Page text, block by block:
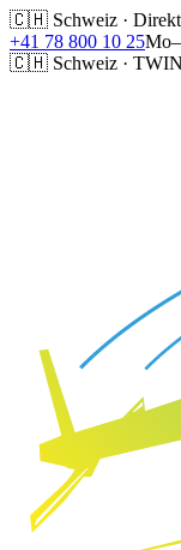
🇨🇭 Schweiz ·
+41 78 800 10 25
🇨🇭 Schweiz ·